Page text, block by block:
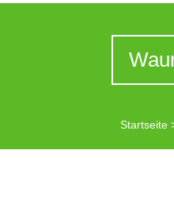
Startseite